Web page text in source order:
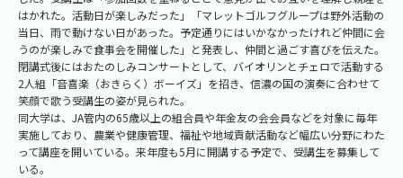
はかれた。活動日が楽しみだった」「マレットゴルフグループは野外活動の
当日、雨で動けない日があった。予定通りにはいかなかったけれど仲間に会
うのが楽しみで食事会を開催した」と発表し、仲間と過ごす喜びを伝えた。
閉講式後にはおたのしみコンサートとして、バイオリンとチェロで活動する
2人組「音喜楽（おきらく）ボーイズ」を招き、信濃の国の演奏に合わせて
笑顔で歌う受講生の姿が見られた。
同大学は、JA管内の65歳以上の組合員や年金友の会会員などを対象に毎年
実施しており、農業や健康管理、福祉や地域貢献活動など幅広い分野にわた
って講座を開いている。来年度も5月に開講する予定で、受講生を募集して
いる。